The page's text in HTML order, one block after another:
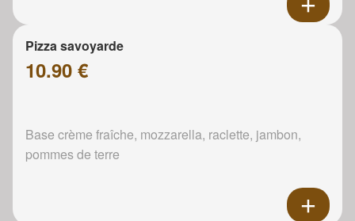
Pizza savoyarde
10.90 €
Base crème fraîche, mozzarella, raclette, jambon,
pommes de terre